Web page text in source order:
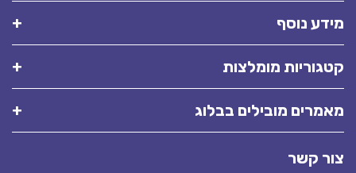
מידע נוסף
קטגוריות מומלצות
מאמרים מובילים בבלוג
צור קשר